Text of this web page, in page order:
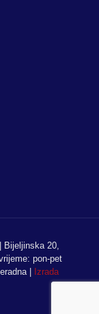
Bijeljinska 20,
pon-pet
|
Izrada